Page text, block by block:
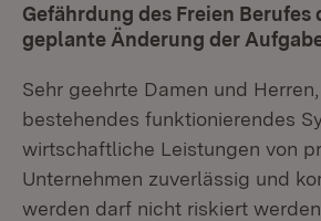
Gefährdung des Freien Berufes
geplante Änderung der
Sehr geehrte Damen und
bestehendes funktionierendes
wirtschaftliche Leistungen von
Unternehmen zuverlässig und
werden darf nicht riskiert